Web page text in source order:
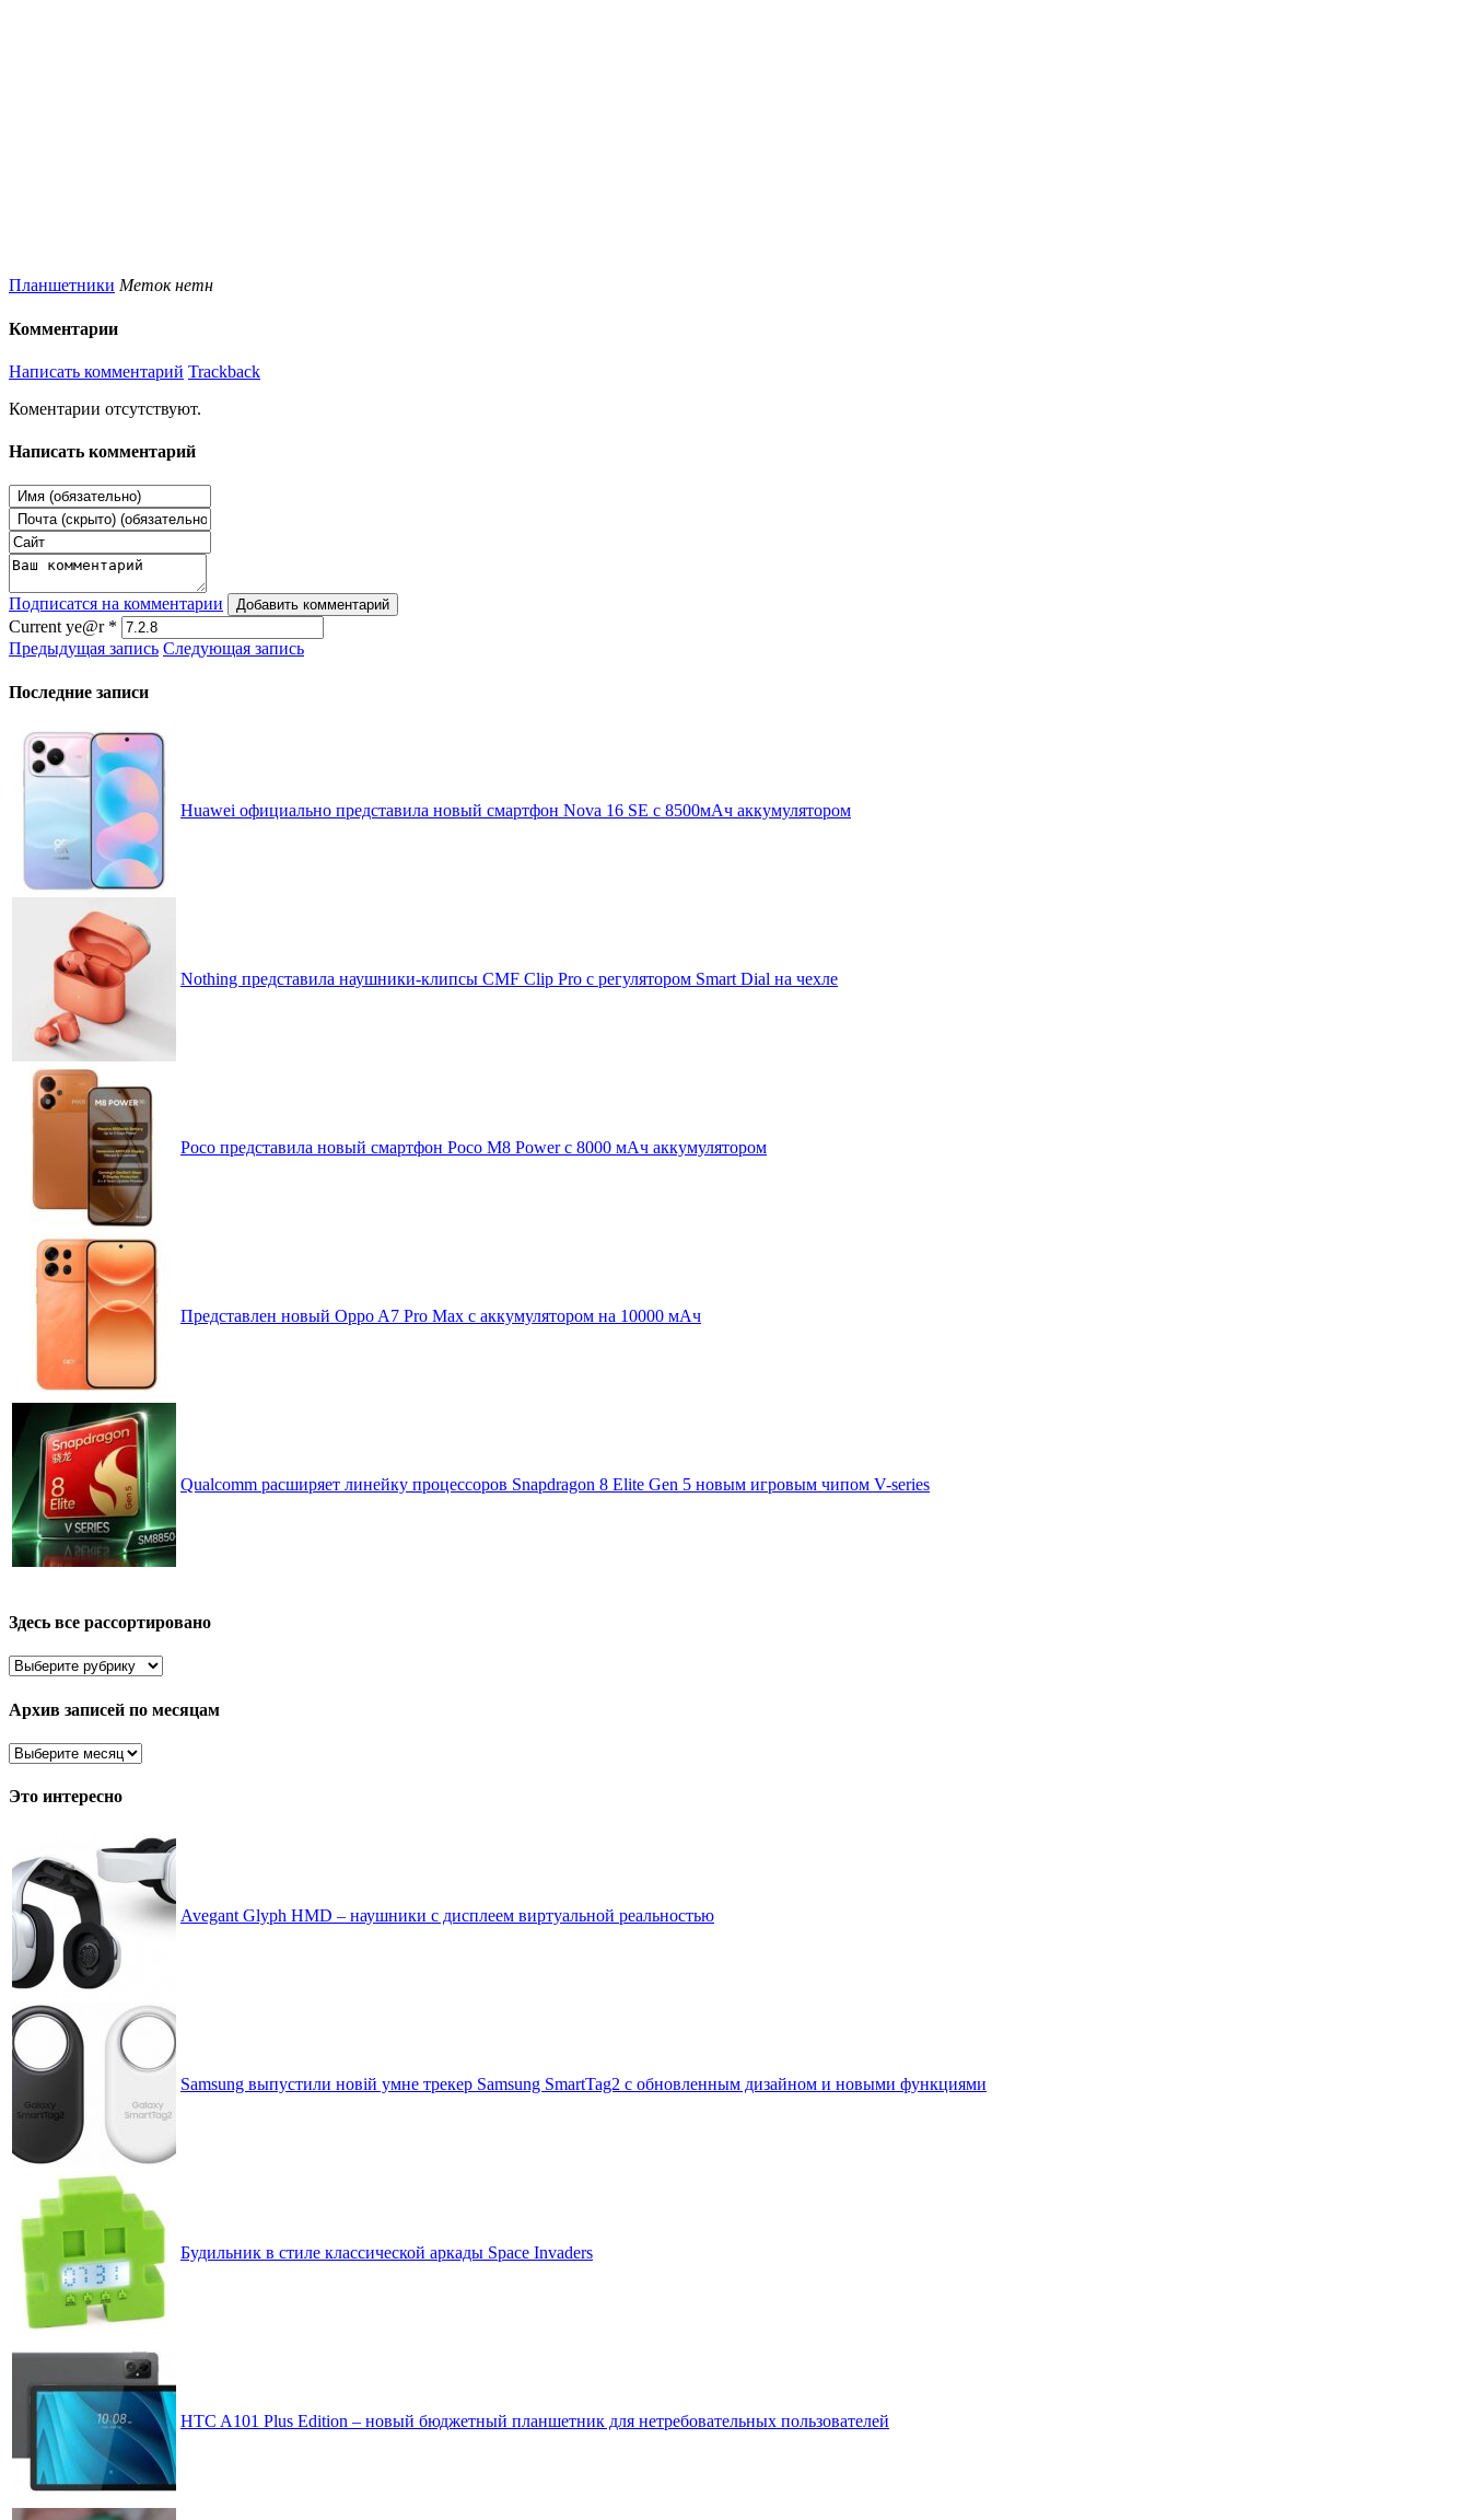
Планшетники Меток нетн
Комментарии
Написать комментарий Trackback
Коментарии отсутствуют.
Написать комментарий
Подписатся на комментарии Добавить комментарий
Current ye@r *
Предыдущая запись Следующая запись
Последние записи
Huawei официально представила новый смартфон Nova 16 SE с 8500мАч аккумулятором
Nothing представила наушники-клипсы CMF Clip Pro с регулятором Smart Dial на чехле
Poco представила новый смартфон Poco M8 Power с 8000 мАч аккумулятором
Представлен новый Oppo A7 Pro Max с аккумулятором на 10000 мАч
Qualcomm расширяет линейку процессоров Snapdragon 8 Elite Gen 5 новым игровым чипом V-series
Здесь все рассортировано
Здесь
рассортировано
Архив записей по месяцам
Архив
по
Это интересно
Avegant Glyph HMD – наушники с дисплеем виртуальной реальностью
Samsung выпустили новій умне трекер Samsung SmartTag2 с обновленным дизайном и новыми функциями
Будильник в стиле классической аркады Space Invaders
HTC A101 Plus Edition – новый бюджетный планшетник для нетребовательных пользователей